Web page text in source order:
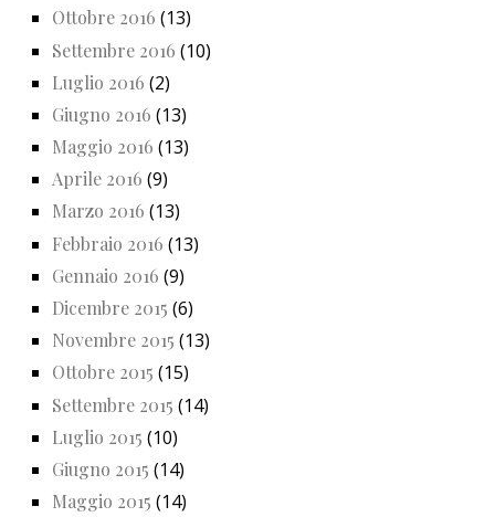
Ottobre 2016 (13)
Settembre 2016 (10)
Luglio 2016 (2)
Giugno 2016 (13)
Maggio 2016 (13)
Aprile 2016 (9)
Marzo 2016 (13)
Febbraio 2016 (13)
Gennaio 2016 (9)
Dicembre 2015 (6)
Novembre 2015 (13)
Ottobre 2015 (15)
Settembre 2015 (14)
Luglio 2015 (10)
Giugno 2015 (14)
Maggio 2015 (14)